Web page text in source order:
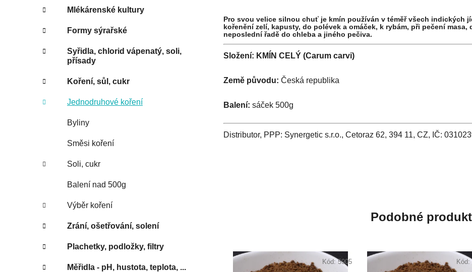
Mlékárenské kultury
Formy sýrařské
Syřidla, chlorid vápenatý, soli,
přísady
Koření, sůl, cukr
Jednodruhové koření
Byliny
Směsi koření
Soli, cukr
Balení nad 500g
Výběr koření
Zrání, ošetřování, solení
Plachetky, podložky, filtry
Měřidla - pH, hustota, teplota, ...
Pro svou velice silnou chuť je kmín používán v téměř všech indických
kořenění zelí, kapusty, do polévek a omáček, k rybám, při pečení masa,
neposlední řadě do chleba a jiného pečiva.
Složení: KMÍN CELÝ (Carum carvi)
Země původu: Česká republika
Balení: sáček 500g
Distributor, PPP: Synergetic s.r.o., Cetoraz 62, 394 11, CZ, IČ:
Podobné
Kód:5905 Kód: